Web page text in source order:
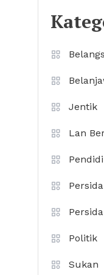
Jentik
Lan
Politik
Sukan